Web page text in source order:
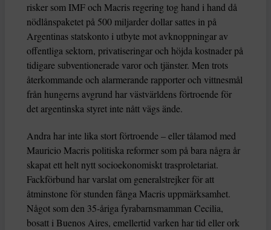
risker som IMF och Macris regering tog hand i hand då
nödlånspaketet på 500 miljarder dollar sattes in på
Argentinas statskonto i utbyte mot avknoppningar av
offentliga sektorn, privatiseringar och höjda kostnader på
tidigare subventionerade varor och tjänster. Men trots
återkommande och alarmerande rapporter och vittnesmål
från hungerns avgrund har västvärldens förtroende för
det argentinska styret inte nått vägs ände.
Andra har inte lika stort förtroende – eller tålamod med
Mauricio Macris politiska reformer som på bara några år
skapat ett helt nytt socioekonomiskt trasproletariat.
Fackförbund har varslat om generalstrejker för att
åtminstone för stunden fånga Macris uppmärksamhet.
Något som den 35-åriga fyrabarnsmamman Cecilia,
bosatt i Buenos Aires, emellertid varken har tid eller ork